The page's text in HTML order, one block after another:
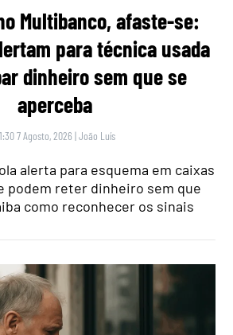
Multibanco, afaste-se:
para técnica usada
dinheiro sem que se
aperceba
7 Agosto, 2026 |João Luís
alerta para esquema em caixas
podem reter dinheiro sem que
como reconhecer os sinais